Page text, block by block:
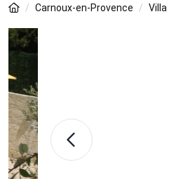
Carnoux-en-Provence Villa